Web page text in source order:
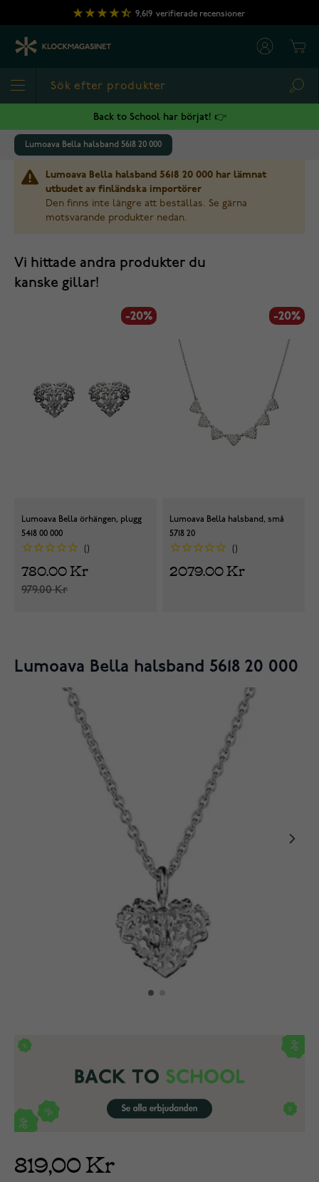
Hoppa till innehållet
9,619 verifierade recensioner
Back to School har börjat! 👉
Lumoava Bella halsband 5618 20 000
Lumoava Bella halsband 5618 20 000 har lämnat
utbudet av finländska importörer
Den finns inte längre att beställas. Se gärna
motsvarande produkter nedan.
Vi hittade andra produkter du
kanske gillar!
-20%
Lumoava Bella örhängen, plugg
5418 00 000
979.00 Kr
780.00 Kr
-20%
Lumoava Bella halsband, små
5718 20
2079.00 Kr
Lumoava Bella halsband 5618 20 000
819,00 Kr